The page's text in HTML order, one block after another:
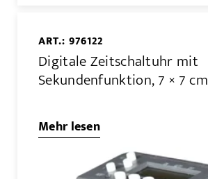
ART.: 976122
Digitale Zeitschaltuhr mit
Sekundenfunktion, 7 × 7 cm
Mehr lesen